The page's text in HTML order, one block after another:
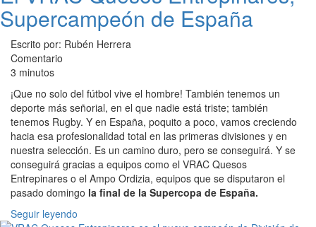
Supercampeón de España
Escrito por: Rubén Herrera
Comentario
3 minutos
¡Que no solo del fútbol vive el hombre! También tenemos un
deporte más señorial, en el que nadie está triste; también
tenemos Rugby. Y en España, poquito a poco, vamos creciendo
hacia esa profesionalidad total en las primeras divisiones y en
nuestra selección. Es un camino duro, pero se conseguirá. Y se
conseguirá gracias a equipos como el VRAC Quesos
Entrepinares o el Ampo Ordizia, equipos que se disputaron el
pasado domingo la final de la Supercopa de España.
Seguir leyendo